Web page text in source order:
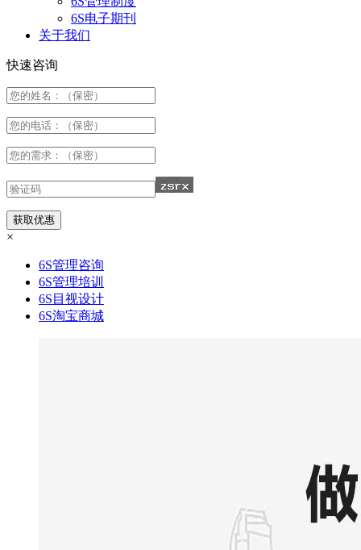
6S电子期刊
关于我们
快速咨询
×
6S管理咨询
6S管理培训
6S目视设计
6S淘宝商城